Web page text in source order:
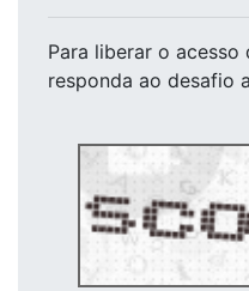
Para liberar o acesso
responda ao desafio